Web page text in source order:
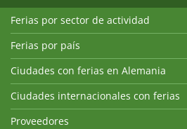
Ferias por sector de actividad
Ferias por país
Ciudades con ferias en Alemania
Ciudades internacionales con ferias
Proveedores